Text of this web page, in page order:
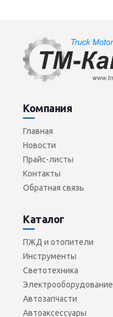
Компания
Главная
Новости
Прайс-листы
Контакты
Обратная связь
Каталог
ПЖД и отопители
Инструменты
Светотехника
Электрооборудование
Автозапчасти
Автоаксессуары